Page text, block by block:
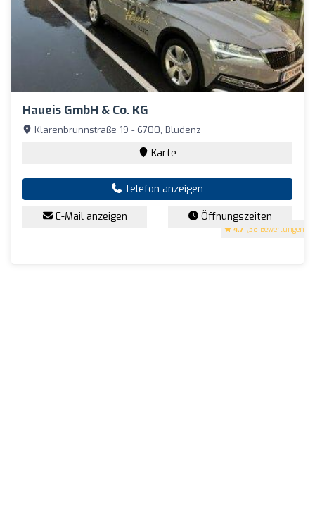
Haueis GmbH & Co. KG
4.7 (38 Bewertungen)
Klarenbrunnstraße 19 - 6700, Bludenz
Karte
Telefon anzeigen
E-Mail anzeigen Öffnungszeiten